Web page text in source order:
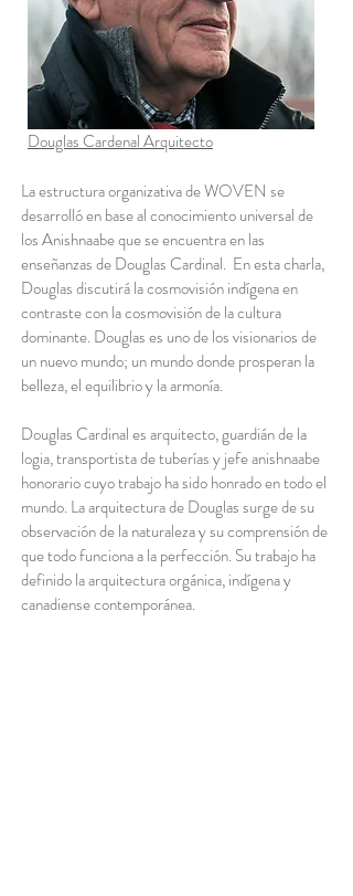
Douglas Cardenal Arquitecto
La estructura organizativa de WOVEN se
desarrolló en base al conocimiento universal de
los Anishnaabe que se encuentra en las
enseñanzas de Douglas Cardinal. En esta charla,
Douglas discutirá la cosmovisión indígena en
contraste con la cosmovisión de la cultura
dominante. Douglas es uno de los visionarios de
un nuevo mundo; un mundo donde prosperan la
belleza, el equilibrio y la armonía.
Douglas Cardinal es arquitecto, guardián de la
logia, transportista de tuberías y jefe anishnaabe
honorario cuyo trabajo ha sido honrado en todo el
mundo. La arquitectura de Douglas surge de su
observación de la naturaleza y su comprensión de
que todo funciona a la perfección. Su trabajo ha
definido la arquitectura orgánica, indígena y
canadiense contemporánea.